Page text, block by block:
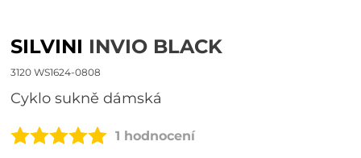
SILVINI INVIO BLACK
3120 WS1624-0808
cyklo sukně dámská
1 hodnocení